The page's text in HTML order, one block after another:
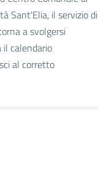
Sant'Elia, il servizio di
a svolgersi
calendario
al corretto